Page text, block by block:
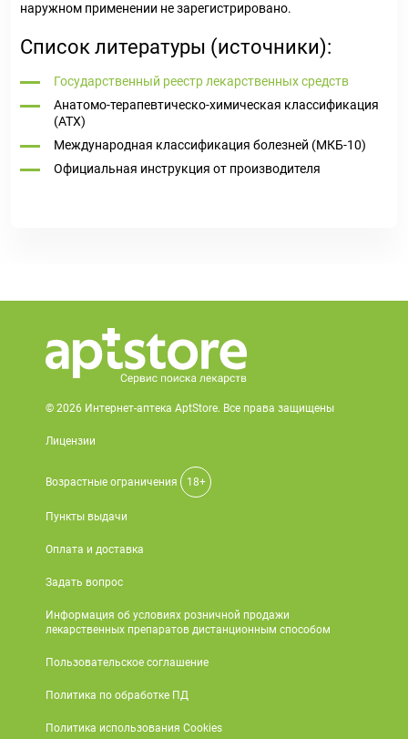
наружном применении не зарегистрировано.
Список литературы (источники):
Государственный реестр лекарственных средств
Анатомо-терапевтическо-химическая классификация
(ATX)
Международная классификация болезней (МКБ-10)
Официальная инструкция от производителя
© 2026 Интернет-аптека AptStore. Все права защищены
Лицензии
Возрастные ограничения 18+
Пункты выдачи
Оплата и доставка
Задать вопрос
Информация об условиях розничной продажи
лекарственных препаратов дистанционным способом
Пользовательское соглашение
Политика по обработке ПД
Политика использования Cookies